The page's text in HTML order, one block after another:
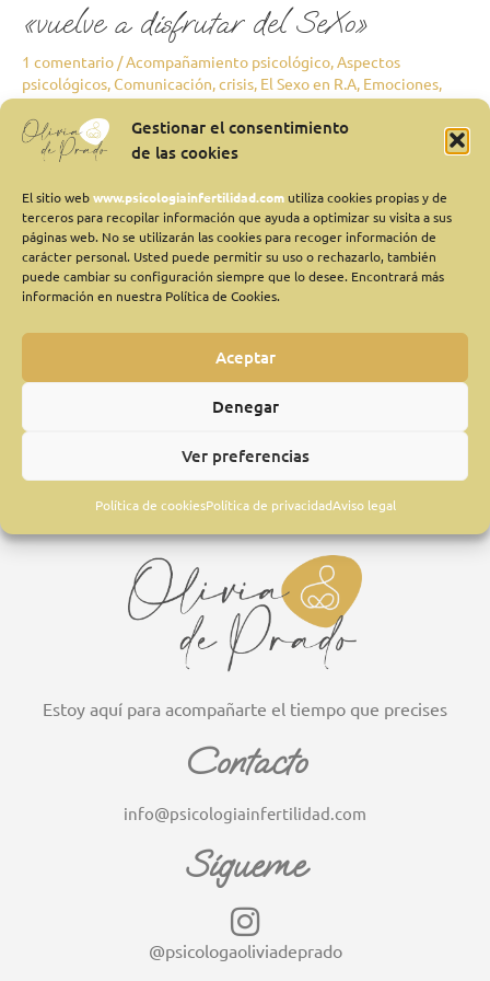
Gestionar el consentimiento
de las cookies
El sitio webwww.psicologiainfertilidad.com utiliza cookies propias y de
terceros para recopilar información que ayuda a optimizar su visita a sus
páginas web. No se utilizarán las cookies para recoger información de
carácter personal. Usted puede permitir su uso o rechazarlo, también
puede cambiar su configuración siempre que lo desee. Encontrará más
información en nuestra Política de Cookies.
Aceptar
Denegar
Ver preferencias
Política de cookiesPolítica de privacidadAviso legal
«vuelve a disfrutar del SeXo»
1 comentario /Acompañamiento psicológico,Aspectos
psicológicos,Comunicación,crisis, El Sexo en R.A, Emociones,
La infertilidad provoca una crisis vital que genera un fuerte
también sexual, entre otras. Posiblemente en el momento en
que te planteaste tener un hijo, la reproductividad pasó a ser el
único objetivo de tus relaciones sexuales. En esta situación no es
raro […]
Leer más »
REPRODUCTIVA
Estoy aquí para acompañarte el tiempo que precises
Contacto
info@psicologiainfertilidad.com
Sígueme
@psicologaoliviadeprado